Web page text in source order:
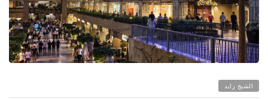
الشيخ زايد